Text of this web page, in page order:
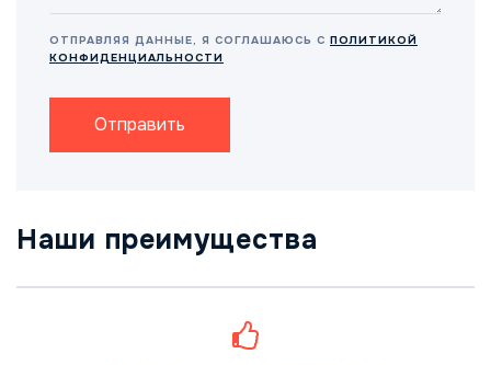
ОТПРАВЛЯЯ ДАННЫЕ, Я СОГЛАШАЮСЬ С ПОЛИТИКОЙ
КОНФИДЕНЦИАЛЬНОСТИ
Отправить
Наши преимущества